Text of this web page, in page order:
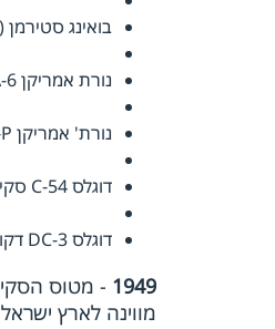
בואינג סטירמן BT-17 (Stearman) קיידט- מטוס האימון הראשוני בבית הספר לטיסה
נורת אמריקן 6-A הרווארד- מטוס האימון המתקדם בבית הספר לטיסה
נורת' אמריקן D51-P מוסטנג מטוס הקרב המתקדם במלחמת העצמאות. היה בשרות עד 1961
דוגלס 54-C סקיימסטר- המטוס הראשון בשרות אל על- הטיס את נשיא המדינה חיים ויצמן משוויץ לישראל
דוגלס 3-DC דקוטה- מטוס הנוסעים הנפוץ בעולם היה בשרות חיל האוויר ואל על
1949
מווינה לארץ ישראל